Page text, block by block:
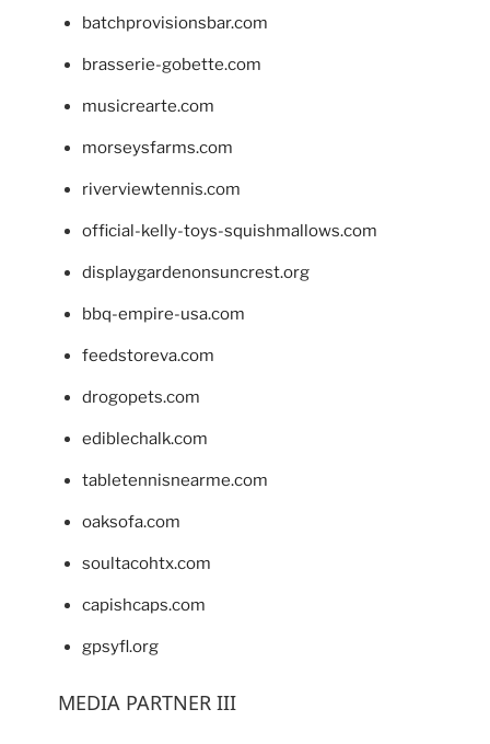
batchprovisionsbar.com
brasserie-gobette.com
musicrearte.com
morseysfarms.com
riverviewtennis.com
official-kelly-toys-squishmallows.com
displaygardenonsuncrest.org
bbq-empire-usa.com
feedstoreva.com
drogopets.com
ediblechalk.com
tabletennisnearme.com
oaksofa.com
soultacohtx.com
capishcaps.com
gpsyfl.org
MEDIA PARTNER III